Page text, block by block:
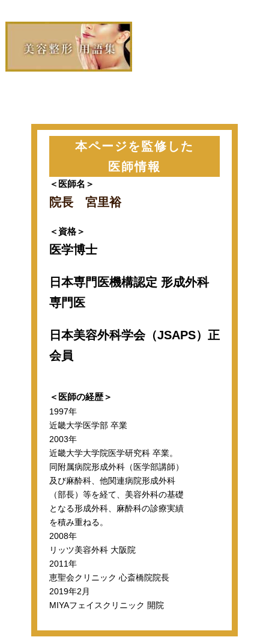
本ページを監修した
医師情報
＜医師名＞
院長 宮里裕
＜資格＞
医学博士
日本専門医機構認定 形成外科
専門医
日本美容外科学会（JSAPS）正
会員
＜医師の経歴＞
1997年
近畿大学医学部 卒業
2003年
近畿大学大学院医学研究科 卒業。
同附属病院形成外科（医学部講師）
及び麻酔科、他関連病院形成外科
（部長）等を経て、美容外科の基礎
となる形成外科、麻酔科の診療実績
を積み重ねる。
2008年
リッツ美容外科 大阪院
2011年
恵聖会クリニック 心斎橋院院長
2019年2月
MIYAフェイスクリニック 開院